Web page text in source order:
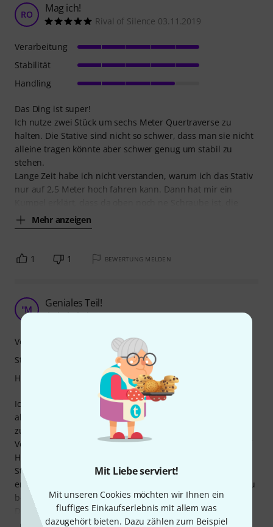
Mit Liebe serviert!
Mit unseren Cookies möchten wir Ihnen ein
fluffiges Einkaufserlebnis mit allem was
dazugehört bieten. Dazu zählen zum Beispiel
RO Mag ich!
Rival of Silence 03.11.2019
Das Ding ist super!
Ich nutze zwei Stück um sechs Meter Quertraverse zu
halten. Die Stative sind nicht so schwer, dass man sie nicht
alleine tragen könnte aber schwer genug um stabil zu
stehen.
Lange Zeit habe ich nicht verstanden, warum ich das Stativ
nur auf 2,5 Meter hoch fahren kann. Dann hat mir ein
Mehr anzeigen
Verarbeitung
Stabilität
Handling
1 1 BEWERTUNG MELDEN
"M Geniales Teil!
"300er" Martin 11.02.2021
Ich habe zwar nicht viel Erfahrung mit Stativen dieser Art
aber ich bin mir sicher die richtige Entscheidung getroffen
zu haben.
Verwende das Stativ um u.a. schwere Pyro-Effektgeräte auf
Höhe zu bringen.
Steht sehr stabil und ist, wenn man als Laie (oder beim
ersten mal) das Funktionsprinzip durchschaut hat, leicht zu
bedienen.
Die Größe und das Gewicht
Verarbeitung
Stabilität
Handling